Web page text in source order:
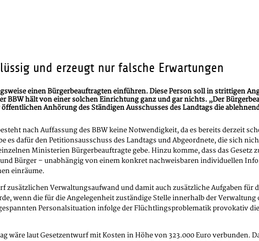
und erzeugt nur falsche Erwartungen
einen Bürgerbeauftragten einführen. Diese Person soll in strittigen
BBW hält von einer solchen Einrichtung ganz und gar nichts. „Der
Anhörung des Ständigen Ausschusses des Landtags die
nach Auffassung des BBW keine Notwendigkeit, da es bereits derzeit
es dafür den Petitionsausschuss des Landtags und Abgeordnete, die sich
Ministerien Bürgerbeauftragte gebe. Hinzu komme, dass das
Bürger – unabhängig von einem konkret nachweisbaren individuellen
einräume.
zusätzlichen Verwaltungsaufwand und damit auch zusätzliche Aufgaben
wenn die für die Angelegenheit zuständige Stelle innerhalb der
Personalsituation infolge der Flüchtlingsproblematik provokativ
wäre laut Gesetzentwurf mit Kosten in Höhe von 323.000 Euro verbunden.